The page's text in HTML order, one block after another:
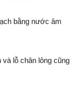
bằng nước âm
và lỗ chân lông cũng